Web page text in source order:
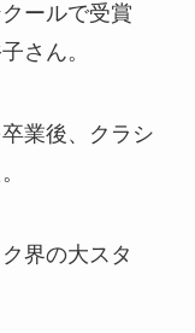
ールで受賞
さん。
業後、クラシ
界の大スタ